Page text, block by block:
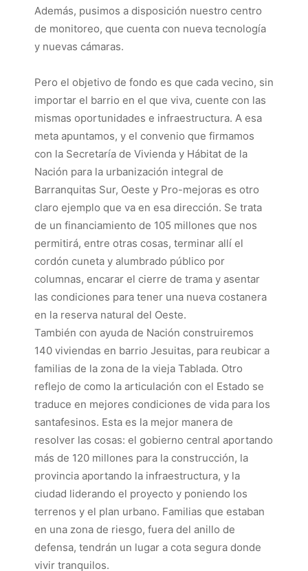
Además, pusimos a disposición nuestro centro
de monitoreo, que cuenta con nueva tecnología
y nuevas cámaras.
Pero el objetivo de fondo es que cada vecino, sin
importar el barrio en el que viva, cuente con las
mismas oportunidades e infraestructura. A esa
meta apuntamos, y el convenio que firmamos
con la Secretaría de Vivienda y Hábitat de la
Nación para la urbanización integral de
Barranquitas Sur, Oeste y Pro-mejoras es otro
claro ejemplo que va en esa dirección. Se trata
de un financiamiento de 105 millones que nos
permitirá, entre otras cosas, terminar allí el
cordón cuneta y alumbrado público por
columnas, encarar el cierre de trama y asentar
las condiciones para tener una nueva costanera
en la reserva natural del Oeste.
También con ayuda de Nación construiremos
140 viviendas en barrio Jesuitas, para reubicar a
familias de la zona de la vieja Tablada. Otro
reflejo de como la articulación con el Estado se
traduce en mejores condiciones de vida para los
santafesinos. Esta es la mejor manera de
resolver las cosas: el gobierno central aportando
más de 120 millones para la construcción, la
provincia aportando la infraestructura, y la
ciudad liderando el proyecto y poniendo los
terrenos y el plan urbano. Familias que estaban
en una zona de riesgo, fuera del anillo de
defensa, tendrán un lugar a cota segura donde
vivir tranquilos.